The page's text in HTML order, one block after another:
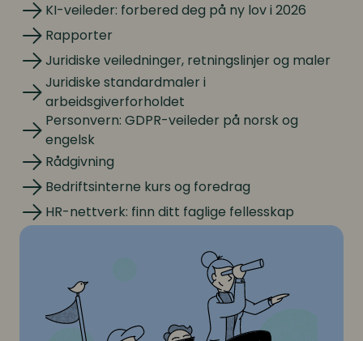
KI-veileder: forbered deg på ny lov i 2026
KI-veileder: forbered deg på ny lov i 2026
Rapporter
Rapporter
Juridiske veiledninger, retningslinjer og maler
Juridiske veiledninger, retningslinjer og maler
Juridiske standardmaler i
arbeidsgiverforholdet
Juridiske standardmaler i arbeidsgiverforholdet
Personvern: GDPR-veileder på norsk og
engelsk
Personvern: GDPR-veileder på norsk og engelsk
Rådgivning
Rådgivning
Bedriftsinterne kurs og foredrag
Bedriftsinterne kurs og foredrag
HR-nettverk: finn ditt faglige fellesskap
HR-nettverk: finn ditt faglige fellesskap